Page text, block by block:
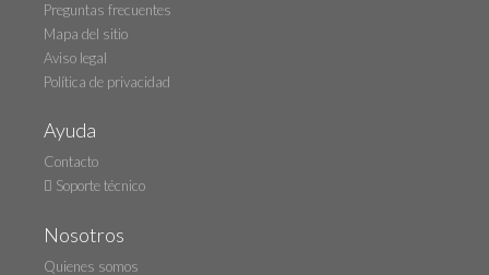
Preguntas frecuentes
Mapa del sitio
Aviso legal
Política de privacidad
Ayuda
Contacto
Soporte técnico
Nosotros
Quienes somos